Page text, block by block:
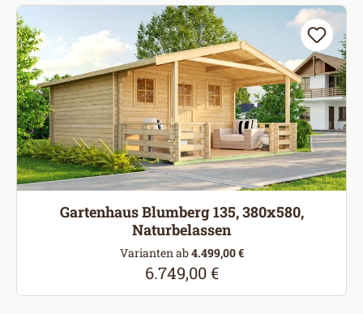
Gartenhaus Blumberg 135, 380x580,
Naturbelassen
Varianten ab4.499,00 €
Regulärer Preis:
6.749,00 €